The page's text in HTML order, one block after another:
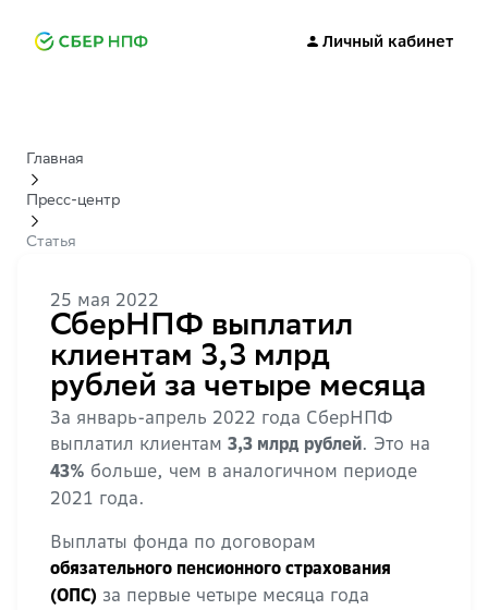
Личный кабинет
Главная
Пресс-центр
Статья
25 мая 2022
СберНПФ выплатил
клиентам 3,3 млрд
рублей за четыре месяца
За январь-апрель 2022 года СберНПФ
выплатил клиентам 3,3 млрд рублей. Это на
43% больше, чем в аналогичном периоде
2021 года.
Выплаты фонда по договорам
обязательного пенсионного страхования
(ОПС) за первые четыре месяца года